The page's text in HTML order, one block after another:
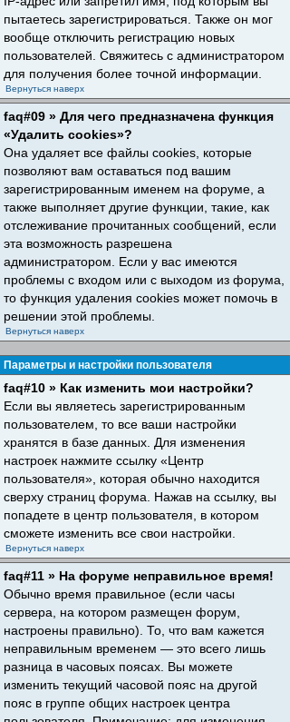
пытаетесь зарегистрироваться. Также он мог
вообще отключить регистрацию новых
пользователей. Свяжитесь с администратором
для получения более точной информации.
Вернуться наверх
faq#09 » Для чего предназначена функция
«Удалить cookies»?
Она удаляет все файлы cookies, которые
позволяют вам оставаться под вашим
зарегистрированным именем на форуме, а
также выполняет другие функции, такие, как
отслеживание прочитанных сообщений, если
эта возможность разрешена
администратором. Если у вас имеются
проблемы с входом или с выходом из форума,
то функция удаления cookies может помочь в
решении этой проблемы.
Вернуться наверх
Параметры и настройки пользователя
faq#10 » Как изменить мои настройки?
Если вы являетесь зарегистрированным
пользователем, то все ваши настройки
хранятся в базе данных. Для изменения
настроек нажмите ссылку «Центр
пользователя», которая обычно находится
сверху страниц форума. Нажав на ссылку, вы
попадете в центр пользователя, в котором
сможете изменить все свои настройки.
Вернуться наверх
faq#11 » На форуме неправильное время!
Обычно время правильное (если часы
сервера, на котором размещен форум,
настроены правильно). То, что вам кажется
неправильным временем — это всего лишь
разница в часовых поясах. Вы можете
изменить текущий часовой пояс на другой
пояс в группе общих настроек центра